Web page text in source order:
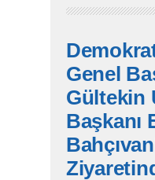
Genel
Gültekin
Başkanı